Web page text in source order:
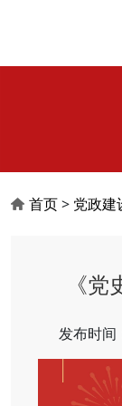
首页> 党政建
《
发布时间